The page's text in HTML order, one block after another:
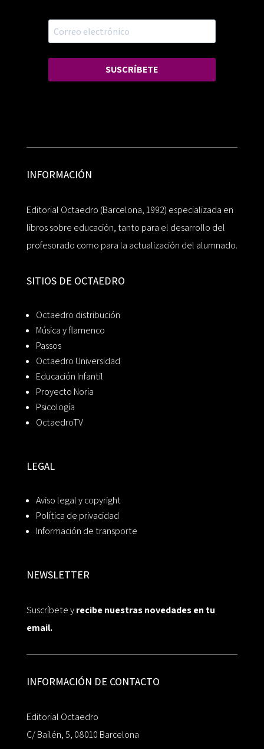
SUSCRÍBETE
INFORMACIÓN
Editorial Octaedro (Barcelona, 1992) especializada en
libros sobre educación, tanto para el desarrollo del
profesorado como para la actualización del alumnado.
SITIOS DE OCTAEDRO
Octaedro distribución
Música y flamenco
Passos
Octaedro Universidad
Educación Infantil
Proyecto Noria
Psicología
OctaedroTV
LEGAL
Aviso legal y copyright
Política de privacidad
Información de transporte
NEWSLETTER
Suscríbete yrecibe nuestras novedades en tu
email.
INFORMACIÓN DE CONTACTO
Editorial Octaedro
C/ Bailén, 5, 08010 Barcelona